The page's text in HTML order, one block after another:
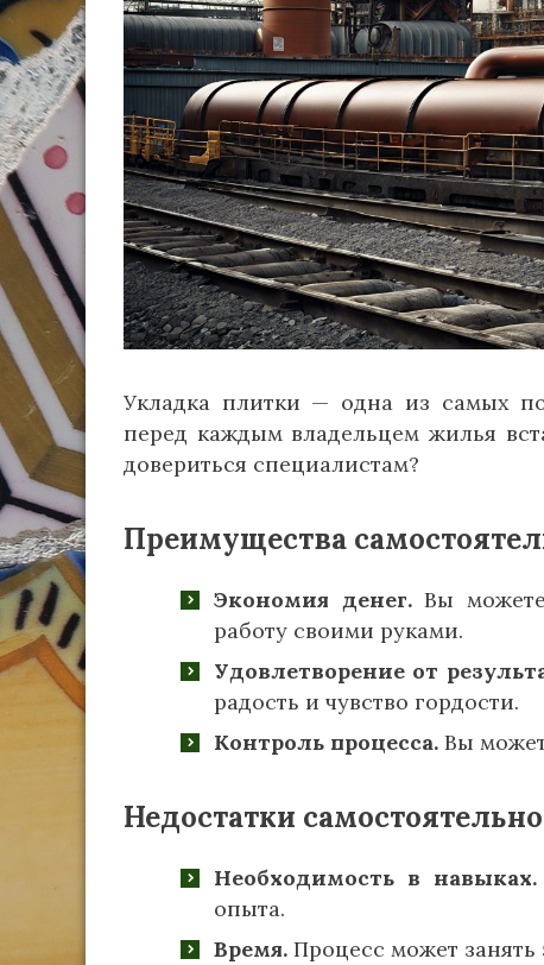
Укладка плитки — одна из самых
перед каждым владельцем жилья
довериться специалистам?
Преимущества
Экономия денег.Вы можете
работу своими руками.
Удовлетворение от
радость и чувство гордости.
Контроль процесса. Вы
Недостатки
Необходимость в навыках.
опыта.
Время. Процесс может